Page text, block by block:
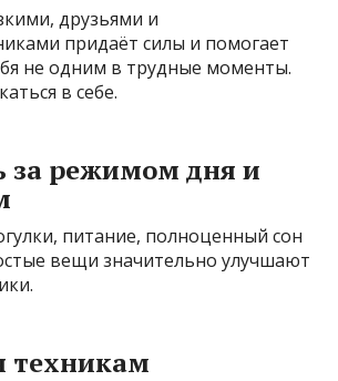
друзьями и
придаёт силы и помогает
не одним в трудные моменты.
в себе.
за режимом дня и
питание, полноценный сон
вещи значительно улучшают
техникам